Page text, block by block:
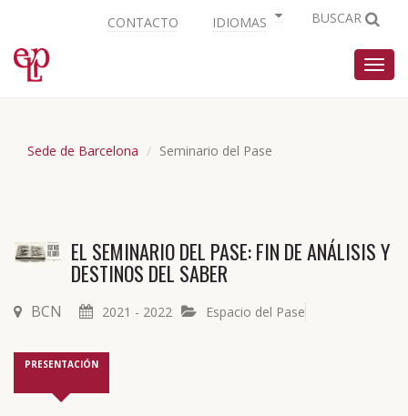
CONTACTO IDIOMAS BUSCAR
Sede de Barcelona Seminario del Pase
EL SEMINARIO DEL PASE: FIN DE ANÁLISIS Y
DESTINOS DEL SABER
BCN 2021 - 2022 Espacio del Pase
PRESENTACIÓN